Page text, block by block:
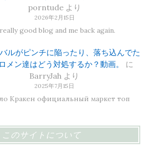
porntudeより
2026年2月15日
good blog and me back again.
ルがピンチに陥ったり、落ち込んでた
メン達はどう対処するか？動画。
に
BarryJah より
2025年7月15日
Кракен официальный маркет топ
このサイトについて